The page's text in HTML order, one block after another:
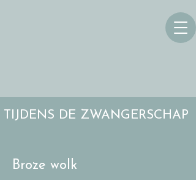
TIJDENS DE ZWANGERSCHAP
Broze wolk